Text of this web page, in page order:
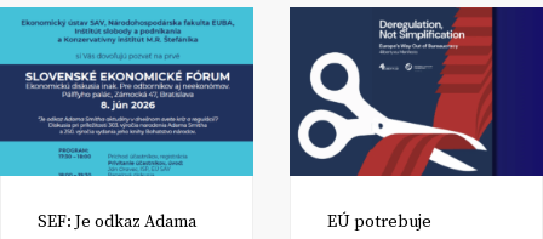
SEF: Je odkaz Adama
EÚ potrebuje